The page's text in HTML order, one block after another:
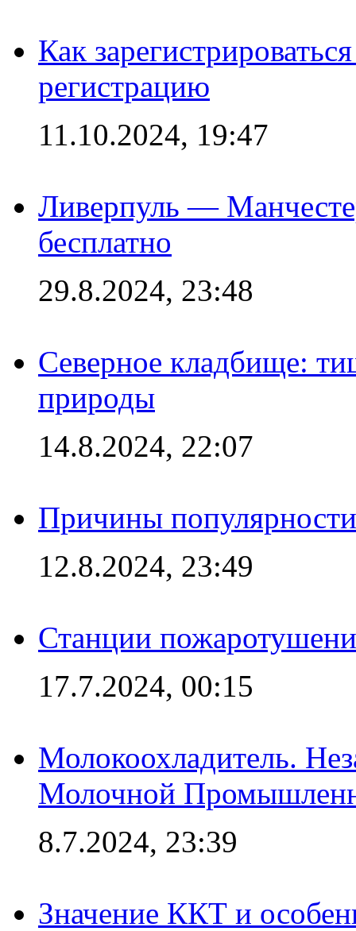
Как
регистрацию
11.10.2024, 19:47
Ливерпуль —
бесплатно
29.8.2024, 23:48
Северное кладбище:
природы
14.8.2024, 22:07
Причины
12.8.2024, 23:49
Станции
17.7.2024, 00:15
Молокоохладитель.
Молочной
8.7.2024, 23:39
Значение ККТ и